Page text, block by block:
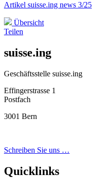
Artikel suisse.ing news 3/25
Übersicht
Teilen
suisse.ing
Geschäftsstelle suisse.ing
Effingerstrasse 1
Postfach
3001 Bern
Schreiben Sie uns …
Quicklinks